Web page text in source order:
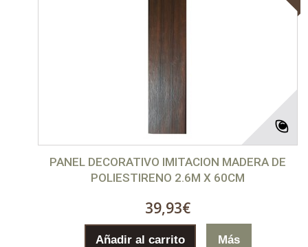
PANEL DECORATIVO IMITACION MADERA DE
POLIESTIRENO 2.6M X 60CM
39,93€
Añadir al carrito Más